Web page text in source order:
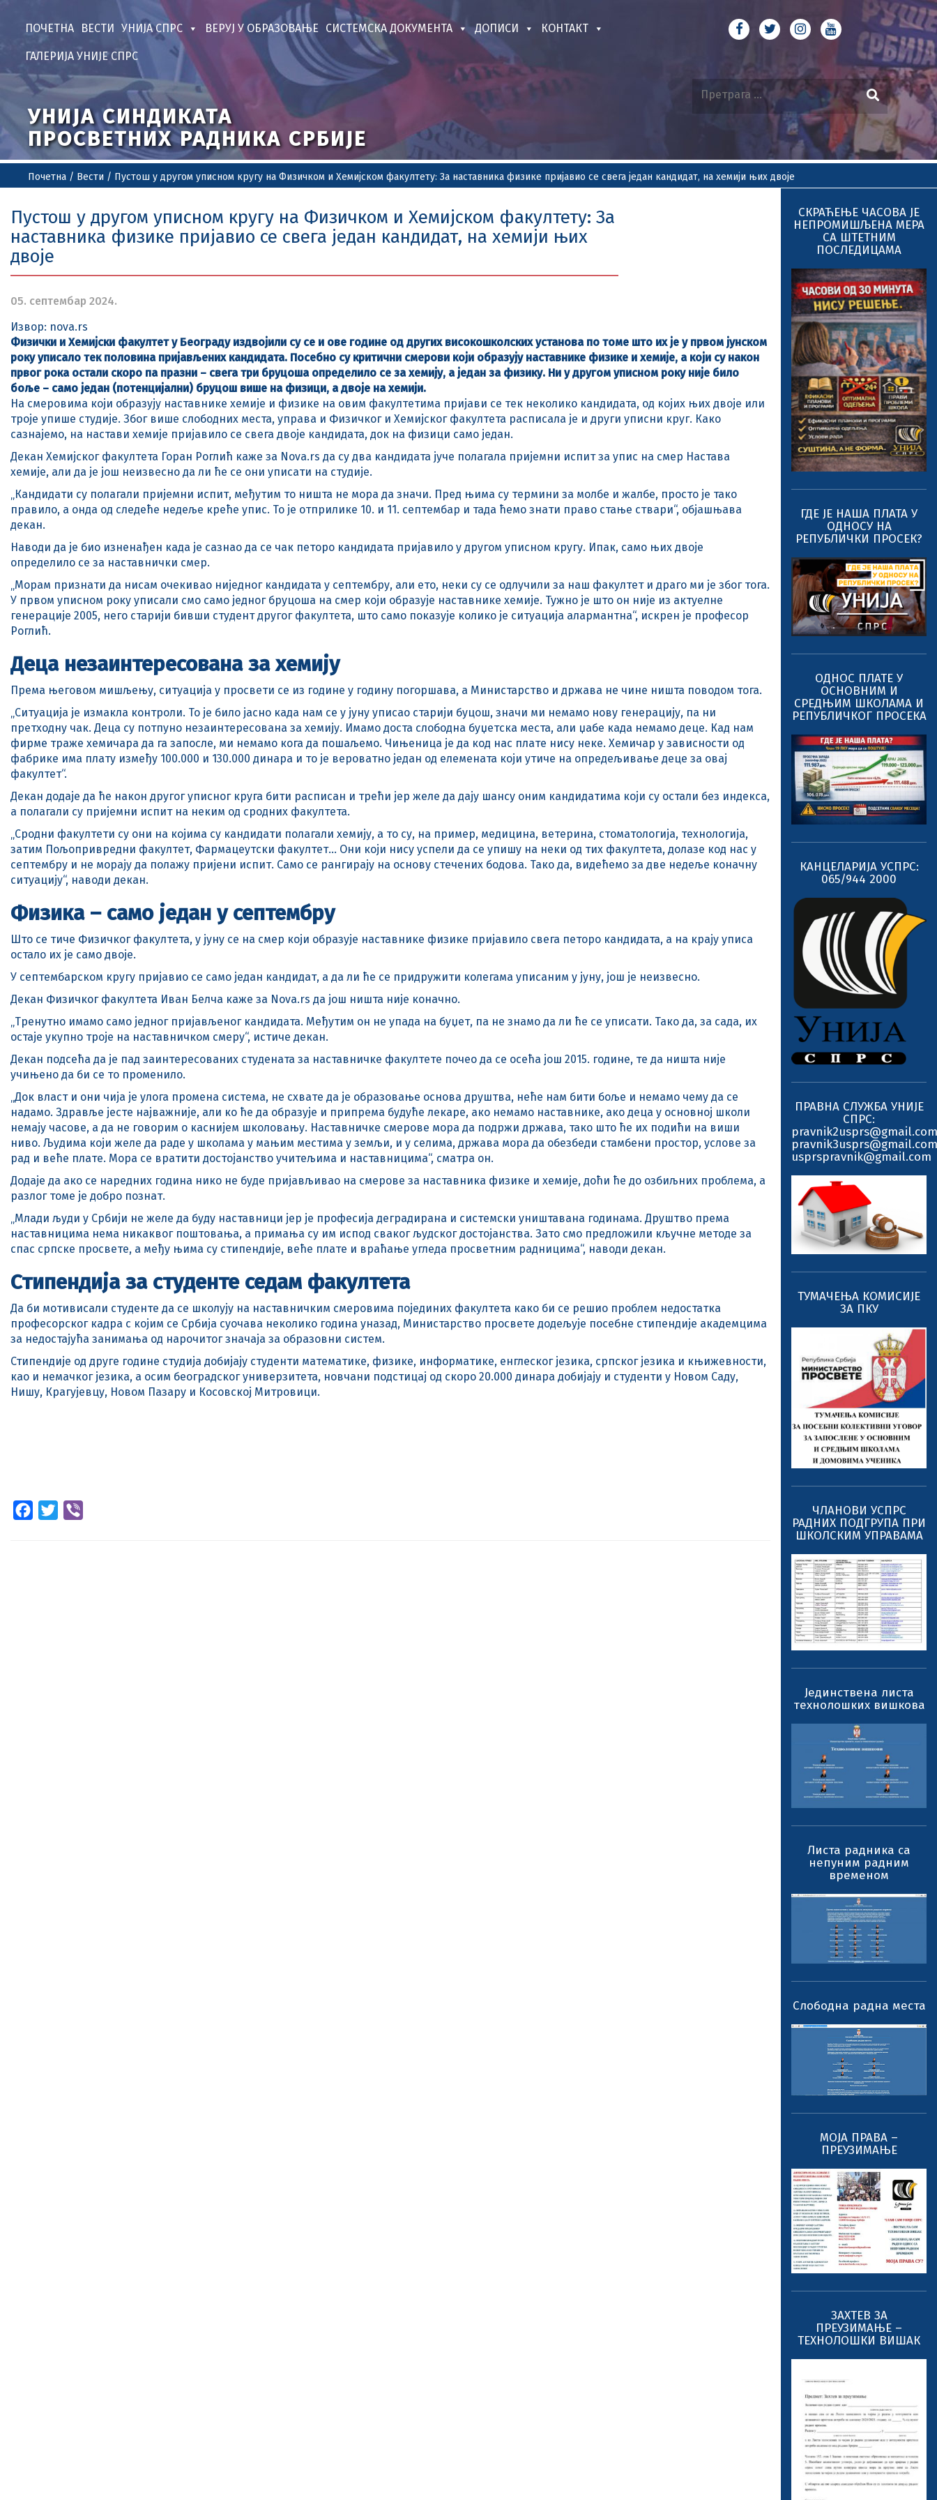
ПОЧЕТНА ВЕСТИ УНИЈА СПРС ВЕРУЈ У ОБРАЗОВАЊЕ СИСТЕМСКА ДОКУМЕНТА ДОПИСИ КОНТАКТ
ГАЛЕРИЈА УНИЈЕ СПРС
УНИЈА СИНДИКАТА
ПРОСВЕТНИХ РАДНИКА СРБИЈЕ
Почетна / Вести / Пустош у другом уписном кругу на Физичком и Хемијском факултету: За наставника физике пријавио се свега један кандидат, на хемији њих двоје
Пустош у другом уписном кругу на Физичком и Хемијском факултету: За
наставника физике пријавио се свега један кандидат, на хемији њих
двоје
05. септембар 2024.
Извор: nova.rs
Физички и Хемијски факултет у Београду издвојили су се и ове године од других високошколских установа по томе што их је у првом јунском
року уписало тек половина пријављених кандидата. Посебно су критични смерови који образују наставнике физике и хемије, а који су након
првог рока остали скоро па празни – свега три бруцоша определило се за хемију, а један за физику. Ни у другом уписном року није било
боље – само један (потенцијални) бруцош више на физици, а двоје на хемији.
На смеровима који образују наставнике хемије и физике на овим факултетима пријави се тек неколико кандидата, од којих њих двоје или
троје упише студије. Због више слободних места, управа и Физичког и Хемијског факултета расписала је и други уписни круг. Како
сазнајемо, на настави хемије пријавило се свега двоје кандидата, док на физици само један.
Декан Хемијског факултета Горан Роглић каже за Nova.rs да су два кандидата јуче полагала пријемни испит за упис на смер Настава
хемије, али да је још неизвесно да ли ће се они уписати на студије.
„Кандидати су полагали пријемни испит, међутим то ништа не мора да значи. Пред њима су термини за молбе и жалбе, просто је тако
правило, а онда од следеће недеље креће упис. То је отприлике 10. и 11. септембар и тада ћемо знати право стање ствари“, објашњава
декан.
Наводи да је био изненађен када је сазнао да се чак петоро кандидата пријавило у другом уписном кругу. Ипак, само њих двоје
определило се за наставнички смер.
„Морам признати да нисам очекивао ниједног кандидата у септембру, али ето, неки су се одлучили за наш факултет и драго ми је због тога.
У првом уписном року уписали смо само једног бруцоша на смер који образује наставнике хемије. Тужно је што он није из актуелне
генерације 2005, него старији бивши студент другог факултета, што само показује колико је ситуација алармантна“, искрен је професор
Роглић.
Деца незаинтересована за хемију
Према његовом мишљењу, ситуација у просвети се из године у годину погоршава, а Министарство и држава не чине ништа поводом тога.
„Ситуација је измакла контроли. То је било јасно када нам се у јуну уписао старији буцош, значи ми немамо нову генерацију, па ни
претходну чак. Деца су потпуно незаинтересована за хемију. Имамо доста слободна буџетска места, али џабе када немамо деце. Кад нам
фирме траже хемичара да га запосле, ми немамо кога да пошаљемо. Чињеница је да код нас плате нису неке. Хемичар у зависности од
фабрике има плату између 100.000 и 130.000 динара и то је вероватно један од елемената који утиче на опредељивање деце за овај
факултет“.
Декан додаје да ће након другог уписног круга бити расписан и трећи јер желе да дају шансу оним кандидатима који су остали без индекса,
а полагали су пријемни испит на неким од сродних факултета.
„Сродни факултети су они на којима су кандидати полагали хемију, а то су, на пример, медицина, ветерина, стоматологија, технологија,
затим Пољопривредни факултет, Фармацеутски факултет… Они који нису успели да се упишу на неки од тих факултета, долазе код нас у
септембру и не морају да полажу пријени испит. Само се рангирају на основу стечених бодова. Тако да, видећемо за две недеље коначну
ситуацију“, наводи декан.
Физика – само један у септембру
Што се тиче Физичког факултета, у јуну се на смер који образује наставнике физике пријавило свега петоро кандидата, а на крају уписа
остало их је само двоје.
У септембарском кругу пријавио се само један кандидат, а да ли ће се придружити колегама уписаним у јуну, још је неизвесно.
Декан Физичког факултета Иван Белча каже за Nova.rs да још ништа није коначно.
„Тренутно имамо само једног пријављеног кандидата. Међутим он не упада на буџет, па не знамо да ли ће се уписати. Тако да, за сада, их
остаје укупно троје на наставничком смеру“, истиче декан.
Декан подсећа да је пад заинтересованих студената за наставничке факултете почео да се осећа још 2015. године, те да ништа није
учињено да би се то променило.
„Док власт и они чија је улога промена система, не схвате да је образовање основа друштва, неће нам бити боље и немамо чему да се
надамо. Здравље јесте најважније, али ко ће да образује и припрема будуће лекаре, ако немамо наставнике, ако деца у основној школи
немају часове, а да не говорим о каснијем школовању. Наставничке смерове мора да подржи држава, тако што ће их подићи на виши
ниво. Људима који желе да раде у школама у мањим местима у земљи, и у селима, држава мора да обезбеди стамбени простор, услове за
рад и веће плате. Мора се вратити достојанство учитељима и наставницима“, сматра он.
Додаје да ако се наредних година нико не буде пријављивао на смерове за наставника физике и хемије, доћи ће до озбиљних проблема, а
разлог томе је добро познат.
„Млади људи у Србији не желе да буду наставници јер је професија деградирана и системски уништавана годинама. Друштво према
наставницима нема никаквог поштовања, а примања су им испод сваког људског достојанства. Зато смо предложили кључне методе за
спас српске просвете, а међу њима су стипендије, веће плате и враћање угледа просветним радницима“, наводи декан.
Стипендија за студенте седам факултета
Да би мотивисали студенте да се школују на наставничким смеровима појединих факултета како би се решио проблем недостатка
професорског кадра с којим се Србија суочава неколико година уназад, Министарство просвете додељује посебне стипендије академцима
за недостајућа занимања од нарочитог значаја за образовни систем.
Стипендије од друге године студија добијају студенти математике, физике, информатике, енглеског језика, српског језика и књижевности,
као и немачког језика, а осим београдског универзитета, новчани подстицај од скоро 20.000 динара добијају и студенти у Новом Саду,
Нишу, Крагујевцу, Новом Пазару и Косовској Митровици.
Facebook
Twitter
СКРАЋЕЊЕ ЧАСОВА ЈЕ
НЕПРОМИШЉЕНА МЕРА
СА ШТЕТНИМ
ПОСЛЕДИЦАМА
ГДЕ ЈЕ НАША ПЛАТА У
ОДНОСУ НА
РЕПУБЛИЧКИ ПРОСЕК?
ОДНОС ПЛАТЕ У
ОСНОВНИМ И
СРЕДЊИМ ШКОЛАМА И
РЕПУБЛИЧКОГ ПРОСЕКА
КАНЦЕЛАРИЈА УСПРС:
065/944 2000
ПРАВНА СЛУЖБА УНИЈЕ
СПРС:
pravnik2usprs@gmail.com
pravnik3usprs@gmail.com
usprspravnik@gmail.com
ТУМАЧЕЊА КОМИСИЈЕ
ЗА ПКУ
ЧЛАНОВИ УСПРС
РАДНИХ ПОДГРУПА ПРИ
ШКОЛСКИМ УПРАВАМА
Јединствена листа
технолошких вишкова
Листа радника са
непуним радним
временом
Слободна радна места
МОЈА ПРАВА –
ПРЕУЗИМАЊЕ
ЗАХТЕВ ЗА
ПРЕУЗИМАЊЕ –
ТЕХНОЛОШКИ ВИШАК